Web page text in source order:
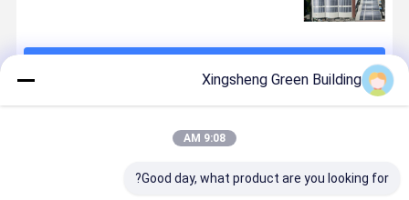
Xingsheng Green Building
9:08 AM
Good day, what product are you looking for?